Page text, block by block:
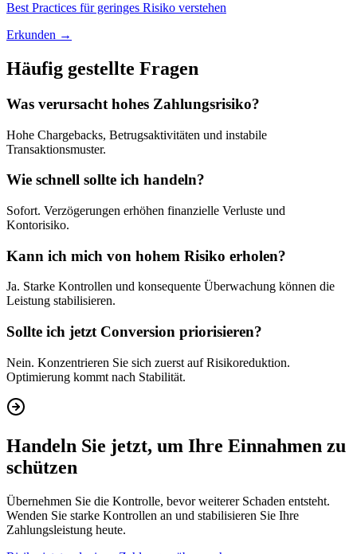
Best Practices für geringes Risiko verstehen
Erkunden →
Häufig gestellte Fragen
Was verursacht hohes Zahlungsrisiko?
Hohe Chargebacks, Betrugsaktivitäten und instabile
Transaktionsmuster.
Wie schnell sollte ich handeln?
Sofort. Verzögerungen erhöhen finanzielle Verluste und
Kontorisiko.
Kann ich mich von hohem Risiko erholen?
Ja. Starke Kontrollen und konsequente Überwachung können die
Leistung stabilisieren.
Sollte ich jetzt Conversion priorisieren?
Nein. Konzentrieren Sie sich zuerst auf Risikoreduktion.
Optimierung kommt nach Stabilität.
Handeln Sie jetzt, um Ihre Einnahmen zu
schützen
Übernehmen Sie die Kontrolle, bevor weiterer Schaden entsteht.
Wenden Sie starke Kontrollen an und stabilisieren Sie Ihre
Zahlungsleistung heute.